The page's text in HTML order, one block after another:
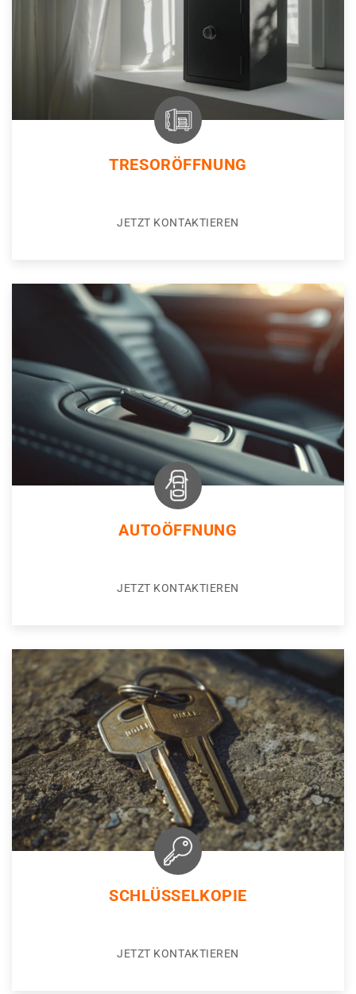
TRESORÖFFNUNG
JETZT KONTAKTIEREN
AUTOÖFFNUNG
JETZT KONTAKTIEREN
SCHLÜSSELKOPIE
JETZT KONTAKTIEREN